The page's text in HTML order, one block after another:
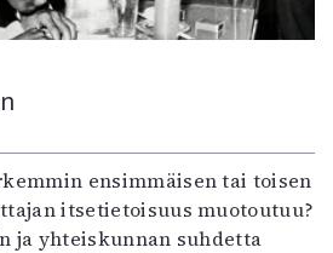
ensimmäisen tai toisen
itsetietoisuus muotoutuu?
ja yhteiskunnan suhdetta